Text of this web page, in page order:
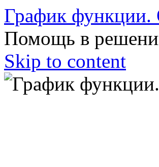
График
Помощь в
Skip to content